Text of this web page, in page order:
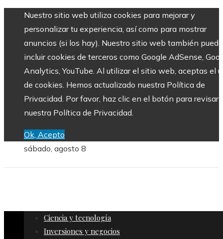
Nuestro sitio web utiliza cookies para mejorar y
personalizar tu experiencia, así como para mostrar
anuncios (si los hay). Nuestro sitio web también puede
incluir cookies de terceros como Google AdSense,
Analytics, YouTube. Al utilizar el sitio web, aceptas el
de cookies. Hemos actualizado nuestra Política de
Privacidad. Por favor, haz clic en el botón para revisar
nuestra Política de Privacidad.
Ok, Acepto
sábado, agosto 8
Ciencia y tecnología
Inversiones y negocios